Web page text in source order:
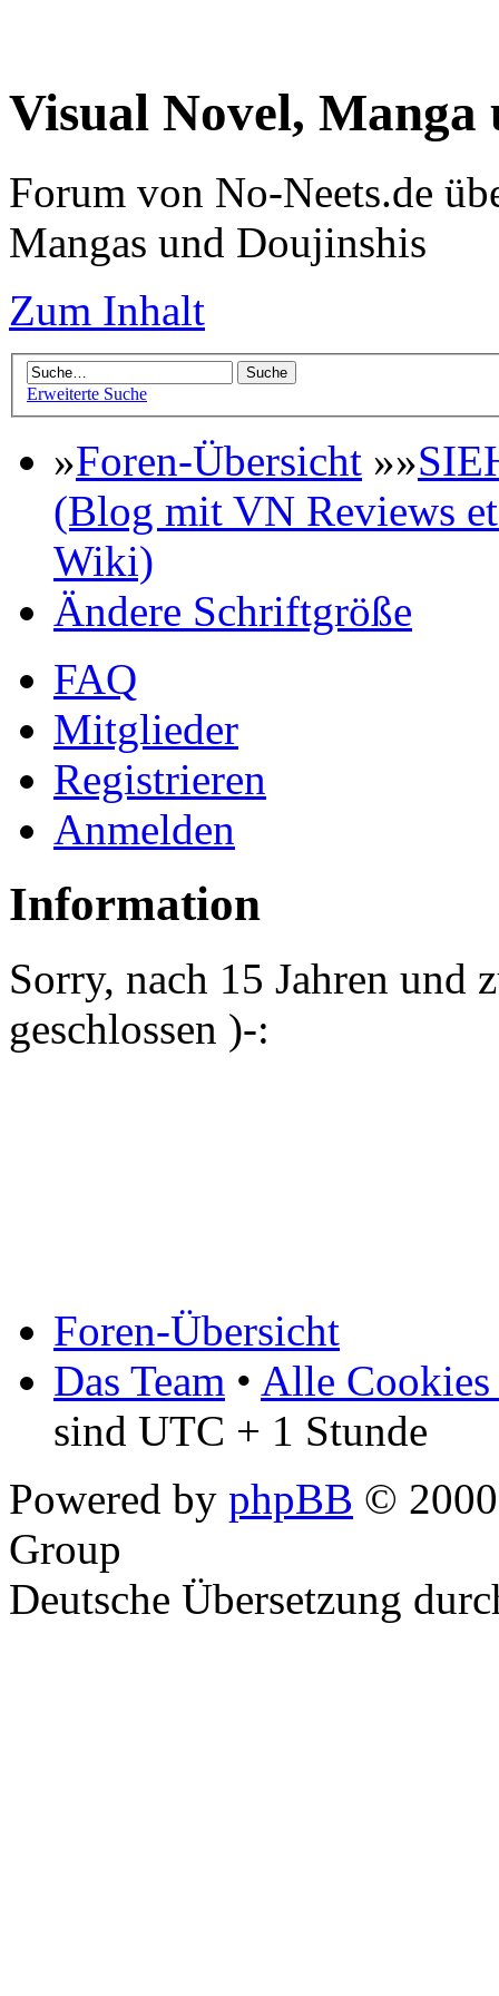
Visual Novel,
Forum von No-Neets.de
Mangas und Doujinshis
Zum Inhalt
Erweiterte Suche
»Foren-Übersicht »»
(Blog mit VN Reviews
Wiki)
Ändere Schriftgröße
FAQ
Mitglieder
Registrieren
Anmelden
Information
Sorry, nach 15 Jahren und
geschlossen )-:
Foren-Übersicht
Das Team • Alle Cookies
sind UTC + 1 Stunde
Powered by phpBB ©
Group
Deutsche Übersetzung